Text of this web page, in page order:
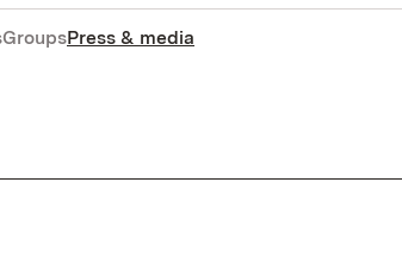
GroupsPress & media